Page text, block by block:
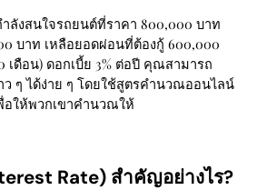
ลังสนใจรถยนต์ที่ราคา 800,000 บาท
บาท เหลือยอดผ่อนที่ต้องกู้ 600,000
เดือน) ดอกเบี้ย 3% ต่อปี คุณสามารถ
ๆ ได้ง่าย ๆ โดยใช้สูตรคำนวณออนไลน์
อให้พวกเขาคำนวณให้
Rate) สำคัญอย่างไร?